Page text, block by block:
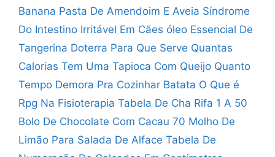
Banana Pasta De Amendoim E Aveia Síndrome
Do Intestino Irritável Em Cães óleo Essencial De
Tangerina Doterra Para Que Serve Quantas
Calorias Tem Uma Tapioca Com Queijo Quanto
Tempo Demora Pra Cozinhar Batata O Que é
Rpg Na Fisioterapia Tabela De Cha Rifa 1 A 50
Bolo De Chocolate Com Cacau 70 Molho De
Limão Para Salada De Alface Tabela De